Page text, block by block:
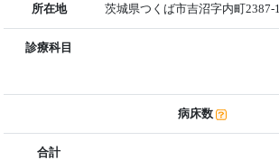
所在地 茨城県つくば市吉沼字内町2387-1
診療科目
病床数
合計